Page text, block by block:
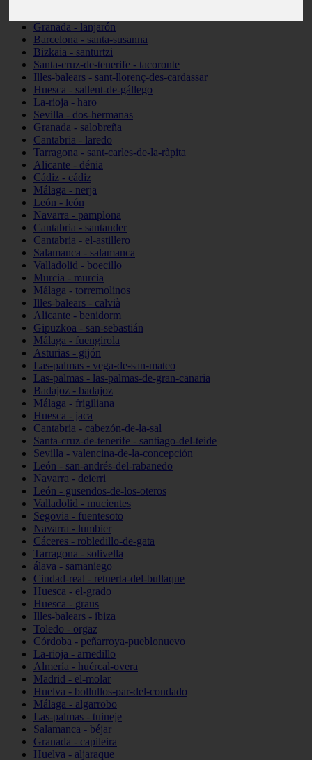
Granada - lanjarón
Barcelona - santa-susanna
Bizkaia - santurtzi
Santa-cruz-de-tenerife - tacoronte
Illes-balears - sant-llorenç-des-cardassar
Huesca - sallent-de-gállego
La-rioja - haro
Sevilla - dos-hermanas
Granada - salobreña
Cantabria - laredo
Tarragona - sant-carles-de-la-ràpita
Alicante - dénia
Cádiz - cádiz
Málaga - nerja
León - león
Navarra - pamplona
Cantabria - santander
Cantabria - el-astillero
Salamanca - salamanca
Valladolid - boecillo
Murcia - murcia
Málaga - torremolinos
Illes-balears - calvià
Alicante - benidorm
Gipuzkoa - san-sebastián
Málaga - fuengirola
Asturias - gijón
Las-palmas - vega-de-san-mateo
Las-palmas - las-palmas-de-gran-canaria
Badajoz - badajoz
Málaga - frigiliana
Huesca - jaca
Cantabria - cabezón-de-la-sal
Santa-cruz-de-tenerife - santiago-del-teide
Sevilla - valencina-de-la-concepción
León - san-andrés-del-rabanedo
Navarra - deierri
León - gusendos-de-los-oteros
Valladolid - mucientes
Segovia - fuentesoto
Navarra - lumbier
Cáceres - robledillo-de-gata
Tarragona - solivella
álava - samaniego
Ciudad-real - retuerta-del-bullaque
Huesca - el-grado
Huesca - graus
Illes-balears - ibiza
Toledo - orgaz
Córdoba - peñarroya-pueblonuevo
La-rioja - arnedillo
Almería - huércal-overa
Madrid - el-molar
Huelva - bollullos-par-del-condado
Málaga - algarrobo
Las-palmas - tuineje
Salamanca - béjar
Granada - capileira
Huelva - aljaraque